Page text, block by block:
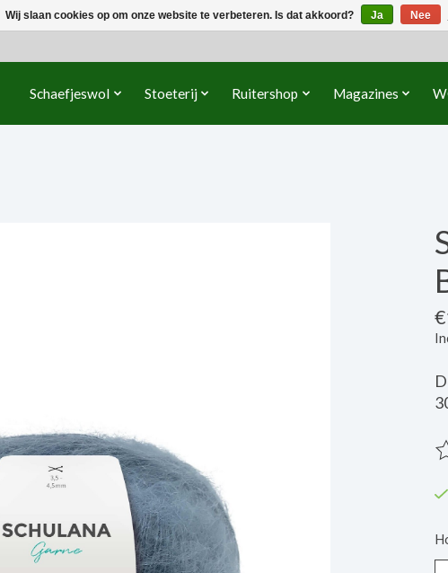
Schaefjeswol Stoeterij Ruitershop Magazines
Wij slaan cookies op om onze website te verbeteren. Is dat akkoord? Ja Nee